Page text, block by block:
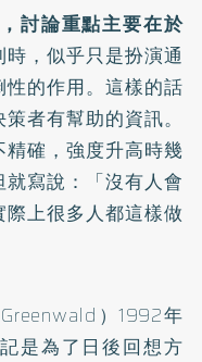
討論重點主要在於
，似乎只是扮演通
的作用。這樣的話
者有幫助的資訊。
確，強度升高時幾
寫說：「沒有人會
際上很多人都這樣做
）1992年
是為了日後回想方